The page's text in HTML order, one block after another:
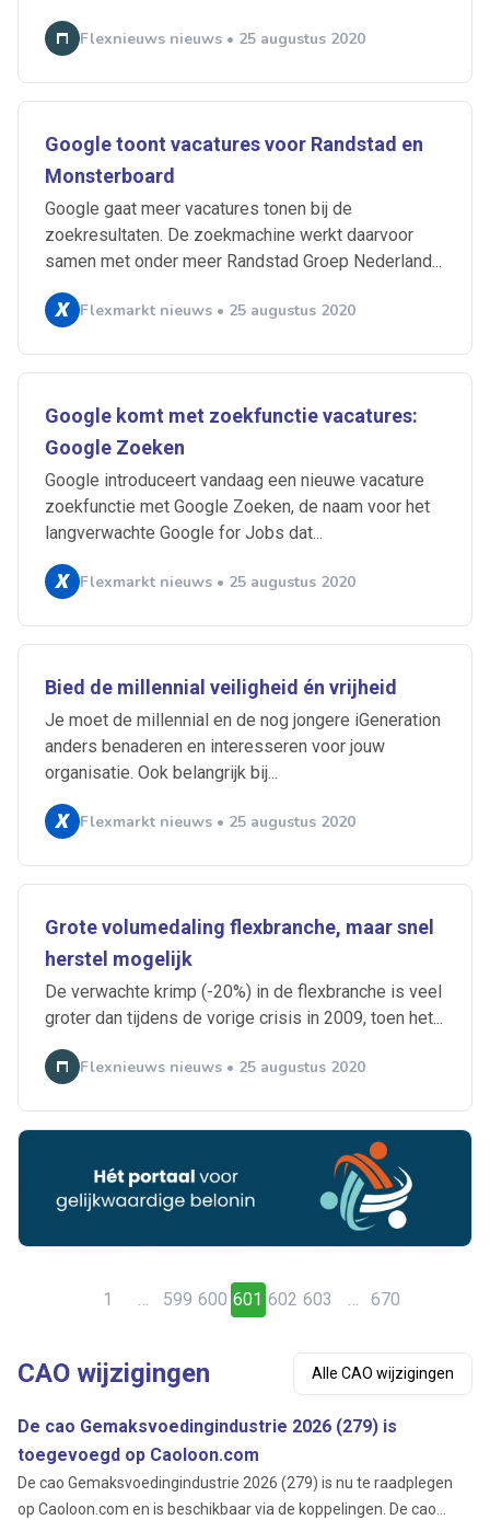
Flexnieuws nieuws • 25 augustus 2020
Google toont vacatures voor Randstad en
Monsterboard
Google gaat meer vacatures tonen bij de
zoekresultaten. De zoekmachine werkt daarvoor
samen met onder meer Randstad Groep Nederland...
Flexmarkt nieuws • 25 augustus 2020
Google komt met zoekfunctie vacatures:
Google Zoeken
Google introduceert vandaag een nieuwe vacature
zoekfunctie met Google Zoeken, de naam voor het
langverwachte Google for Jobs dat...
Flexmarkt nieuws • 25 augustus 2020
Bied de millennial veiligheid én vrijheid
Je moet de millennial en de nog jongere iGeneration
anders benaderen en interesseren voor jouw
organisatie. Ook belangrijk bij...
Flexmarkt nieuws • 25 augustus 2020
Grote volumedaling flexbranche, maar snel
herstel mogelijk
De verwachte krimp (-20%) in de flexbranche is veel
groter dan tijdens de vorige crisis in 2009, toen het...
Flexnieuws nieuws • 25 augustus 2020
1 … 599 600 601 602 603 … 670
CAO wijzigingen Alle CAO wijzigingen
De cao Gemaksvoedingindustrie 2026 (279) is
toegevoegd op Caoloon.com
De cao Gemaksvoedingindustrie 2026 (279) is nu te raadplegen
op Caoloon.com en is beschikbaar via de koppelingen. De cao...
Ontvang vacatures direct in
je mailbox
Alerts ontvangen
Alles
Doorzaam
Flexnieuws
Normering Arbeid
ZiPconomy